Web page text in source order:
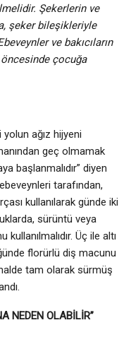
Şekerlerin ve
şeker bileşikleriyle
ve bakıcıların
öncesinde çocuğa
ağız hijyeni
geç olmamak
başlanmalıdır” diyen
tarafından,
kullanılarak günde iki
sürüntü veya
Üç ile altı
florürlü diş macunu
tam olarak sürmüş
NEDEN OLABİLİR”